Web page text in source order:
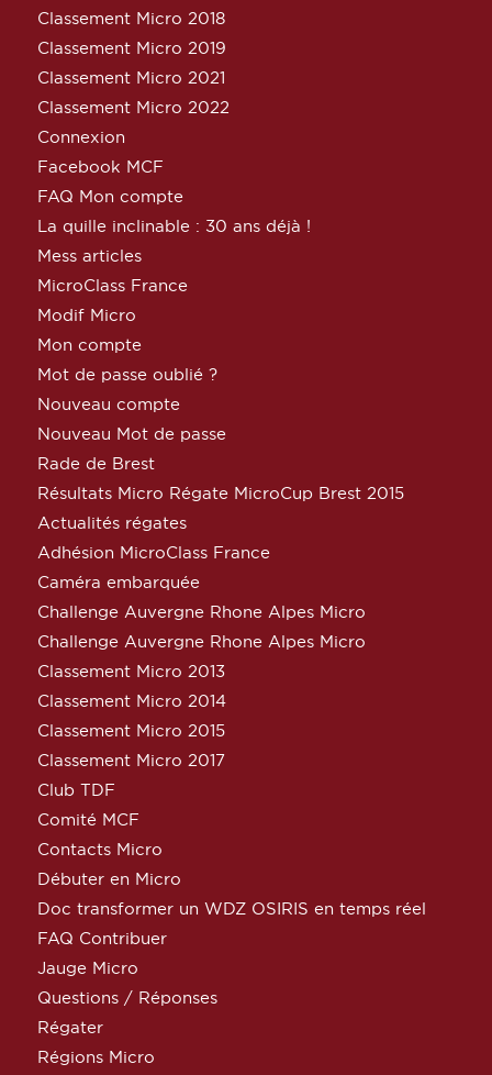
Classement Micro 2018
Classement Micro 2019
Classement Micro 2021
Classement Micro 2022
Connexion
Facebook MCF
FAQ Mon compte
La quille inclinable : 30 ans déjà !
Mess articles
MicroClass France
Modif Micro
Mon compte
Mot de passe oublié ?
Nouveau compte
Nouveau Mot de passe
Rade de Brest
Résultats Micro Régate MicroCup Brest 2015
Actualités régates
Adhésion MicroClass France
Caméra embarquée
Challenge Auvergne Rhone Alpes Micro
Challenge Auvergne Rhone Alpes Micro
Classement Micro 2013
Classement Micro 2014
Classement Micro 2015
Classement Micro 2017
Club TDF
Comité MCF
Contacts Micro
Débuter en Micro
Doc transformer un WDZ OSIRIS en temps réel
FAQ Contribuer
Jauge Micro
Questions / Réponses
Régater
Régions Micro